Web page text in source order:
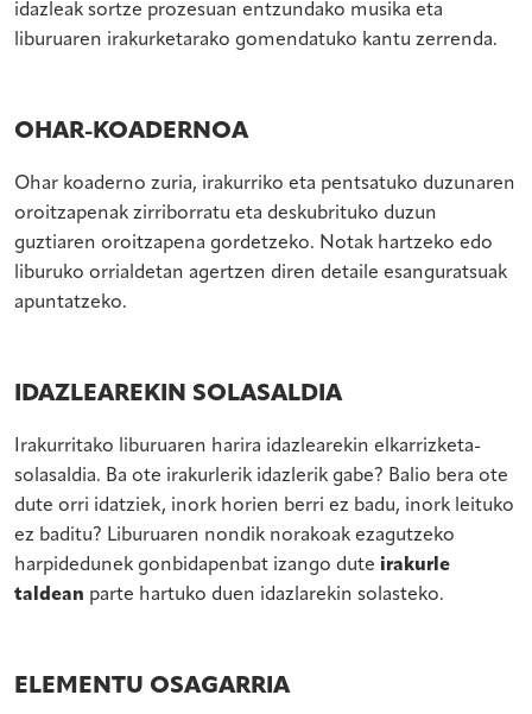
idazleak sortze prozesuan entzundako musika eta
liburuaren irakurketarako gomendatuko kantu zerrenda.
OHAR-KOADERNOA
Ohar koaderno zuria, irakurriko eta pentsatuko duzunaren
oroitzapenak zirriborratu eta deskubrituko duzun
guztiaren oroitzapena gordetzeko. Notak hartzeko edo
liburuko orrialdetan agertzen diren detaile esanguratsuak
apuntatzeko.
IDAZLEAREKIN SOLASALDIA
Irakurritako liburuaren harira idazlearekin elkarrizketa-
solasaldia. Ba ote irakurlerik idazlerik gabe? Balio bera ote
dute orri idatziek, inork horien berri ez badu, inork leituko
ez baditu? Liburuaren nondik norakoak ezagutzeko
harpidedunek gonbidapenbat izango dute irakurle
taldean parte hartuko duen idazlarekin solasteko.
ELEMENTU OSAGARRIA